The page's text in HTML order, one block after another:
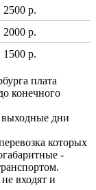
2500 р.
2000 р.
1500 р.
плата
конечного
выходные дни
которых
-
входят и